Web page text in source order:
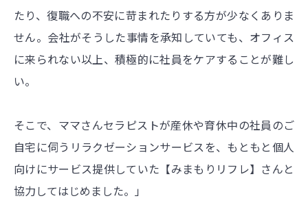
たり、復職への不安に苛まれたりする方が少なくありま
せん。会社がそうした事情を承知していても、オフィス
に来られない以上、積極的に社員をケアすることが難し
い。
そこで、ママさんセラピストが産休や育休中の社員のご
自宅に伺うリラクゼーションサービスを、もともと個人
向けにサービス提供していた【みまもりリフレ】さんと
協力してはじめました。」